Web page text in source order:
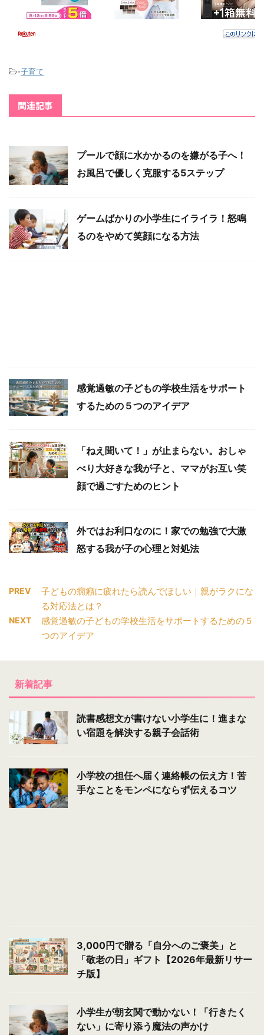
-子育て
関連記事
プールで顔に水かかるのを嫌がる子へ！
お風呂で優しく克服する5ステップ
ゲームばかりの小学生にイライラ！怒鳴
るのをやめて笑顔になる方法
感覚過敏の子どもの学校生活をサポート
するための５つのアイデア
「ねえ聞いて！」が止まらない。おしゃ
べり大好きな我が子と、ママがお互い笑
顔で過ごすためのヒント
外ではお利口なのに！家での勉強で大激
怒する我が子の心理と対処法
PREV
子どもの癇癪に疲れたら読んでほしい｜親がラクにな
る対応法とは？
NEXT
感覚過敏の子どもの学校生活をサポートするための５
つのアイデア
新着記事
読書感想文が書けない小学生に！進まな
い宿題を解決する親子会話術
小学校の担任へ届く連絡帳の伝え方！苦
手なことをモンペにならず伝えるコツ
3,000円で贈る「自分へのご褒美」と
「敬老の日」ギフト【2026年最新リサー
チ版】
小学生が朝玄関で動かない！「行きたく
ない」に寄り添う魔法の声かけ